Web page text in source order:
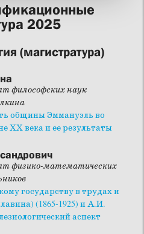
2025
(магистратура)
философских наук
общины Эммануэль во
ХХ века и ее результаты
физико-математических
государству в трудах и
(1865-1925) и А.И.
аспект